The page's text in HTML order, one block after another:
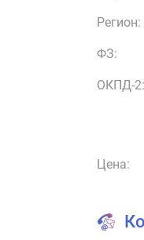
Регион:
ФЗ:
ОКПД-2:
Цена: